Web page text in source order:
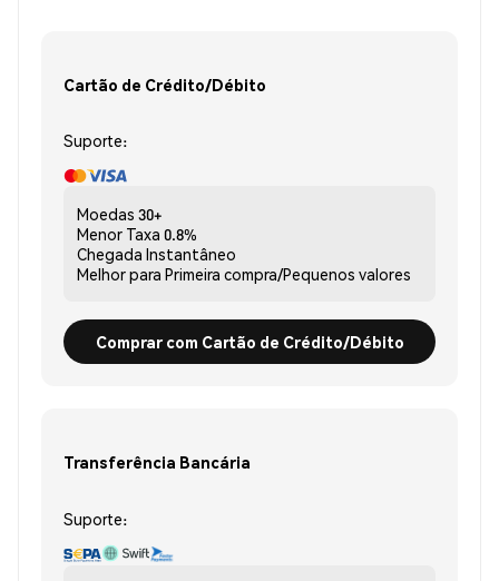
Cartão de Crédito/Débito
Suporte:
Moedas 30+
Menor Taxa 0.8%
Chegada Instantâneo
Melhor para Primeira compra/Pequenos valores
Comprar com Cartão de Crédito/Débito
Transferência Bancária
Suporte: